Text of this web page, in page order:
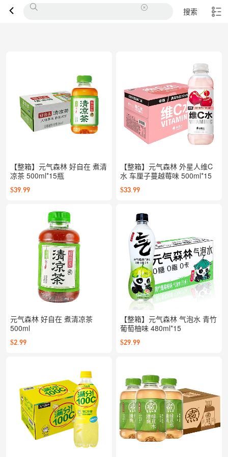
搜索
【整箱】元气森林 好自在 煮清
凉茶 500ml*15瓶
$39.99
元气森林 好自在 煮清凉茶
500ml
$2.99
【整箱】元气森林 外星人维C
水 车厘子蔓越莓味 500ml*15
$33.99
【整箱】元气森林 气泡水 青竹
葡萄柚味 480ml*15
$29.99